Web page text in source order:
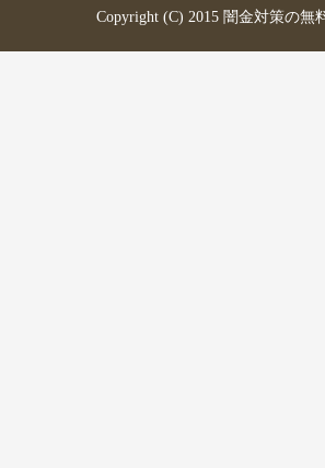
Copyright (C) 2015 闇金対策の無